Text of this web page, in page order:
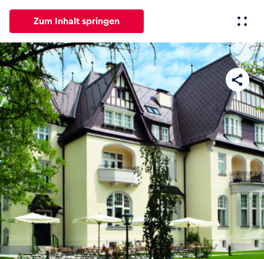
Zum Inhalt springen
Alle News Events Erlebnisse Seiten
News
Alle anzeigen
Events
Alle anzeigen